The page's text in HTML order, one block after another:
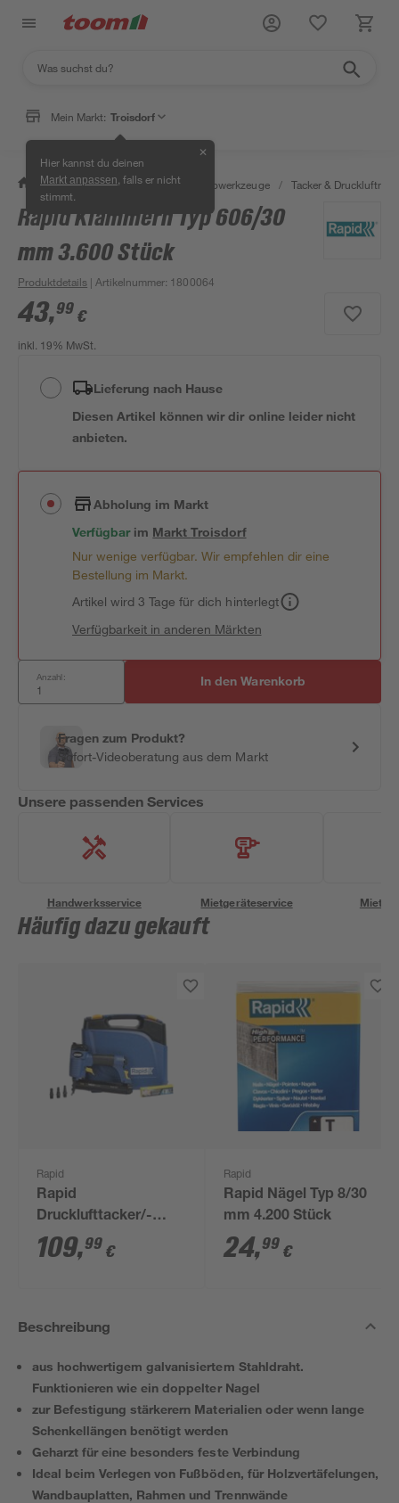
Mein Markt: Troisdorf
Hier kannst du deinen
Markt anpassen , falls er nicht
stimmt.
✕
/ Werkstatt & Maschinen / Elektrowerkzeuge / Tacker &
Rapid Klammern Typ 606/30
mm 3.600 Stück
Produktdetails | Artikelnummer: 1800064
43,99 €
inkl. 19% MwSt.
Lieferung nach Hause
Diesen Artikel können wir dir online leider nicht
anbieten.
Abholung im Markt
Verfügbar im MarktTroisdorf
Nur wenige verfügbar. Wir empfehlen dir eine
Bestellung im Markt.
Artikel wird 3 Tage für dich hinterlegt
Verfügbarkeit in anderen Märkten
Anzahl: In den Warenkorb
Fragen zum Produkt?
Sofort-Videoberatung aus dem Markt
Unsere passenden Services
Handwerksservice Mietgeräteservice
Häufig dazu gekauft
Rapid
Rapid
Drucklufttacker/-
nagler PBS121
109,99 €
Rapid
Rapid Nägel Typ 8/30
mm 4.200 Stück
24,99 €
Beschreibung
aus hochwertigem galvanisiertem Stahldraht.
Funktionieren wie ein doppelter Nagel
zur Befestigung stärkerern Materialien oder wenn lange
Schenkellängen benötigt werden
Geharzt für eine besonders feste Verbindung
Ideal beim Verlegen von Fußböden, für Holzvertäfelungen,
Wandbauplatten, Rahmen und Trennwände